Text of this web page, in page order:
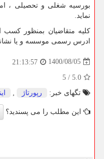
بورسیه شغلی و تحصیلی ،
نماید.
کلیه متقاضیان بمنظور کسب
ادرس رسمی موسسه و یا
1400/08/05
21:13:57
5.0
/
5
تگهای خبر:
رپورتاژ ,
این مطلب را می پسندید؟